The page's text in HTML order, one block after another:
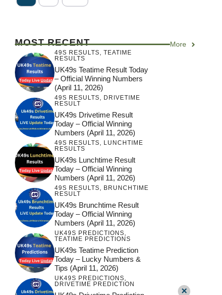
MOST RECENT More
49S RESULTS, TEATIME
RESULTS
UK49s Teatime Result Today
– Official Winning Numbers
(April 11, 2026)
49S RESULTS, DRIVETIME
RESULT
UK49s Drivetime Result
Today – Official Winning
Numbers (April 11, 2026)
49S RESULTS, LUNCHTIME
RESULTS
UK49s Lunchtime Result
Today – Official Winning
Numbers (April 11, 2026)
49S RESULTS, BRUNCHTIME
RESULT
UK49s Brunchtime Result
Today – Official Winning
Numbers (April 11, 2026)
UK49S PREDICTIONS,
TEATIME PREDICTIONS
UK49s Teatime Prediction
Today – Lucky Numbers &
Tips (April 11, 2026)
UK49S PREDICTIONS,
DRIVETIME PREDICTION
×